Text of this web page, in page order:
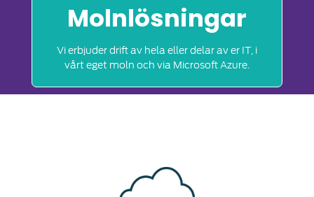
Molnlösningar
Vi erbjuder drift av hela eller delar av er IT, i
vårt eget moln och via Microsoft Azure.